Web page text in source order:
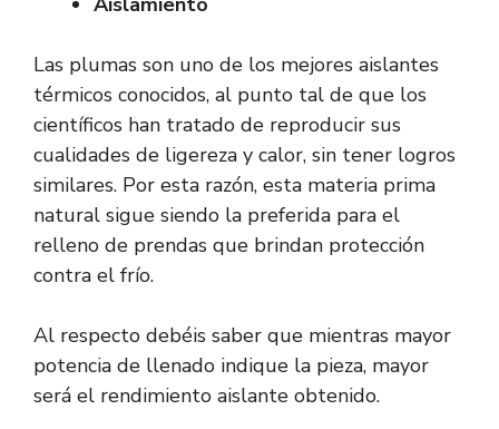
Las plumas son uno de los mejores aislantes
térmicos conocidos, al punto tal de que los
científicos han tratado de reproducir sus
cualidades de ligereza y calor, sin tener logros
similares. Por esta razón, esta materia prima
natural sigue siendo la preferida para el
relleno de prendas que brindan protección
contra el frío.
Al respecto debéis saber que mientras mayor
potencia de llenado indique la pieza, mayor
será el rendimiento aislante obtenido.